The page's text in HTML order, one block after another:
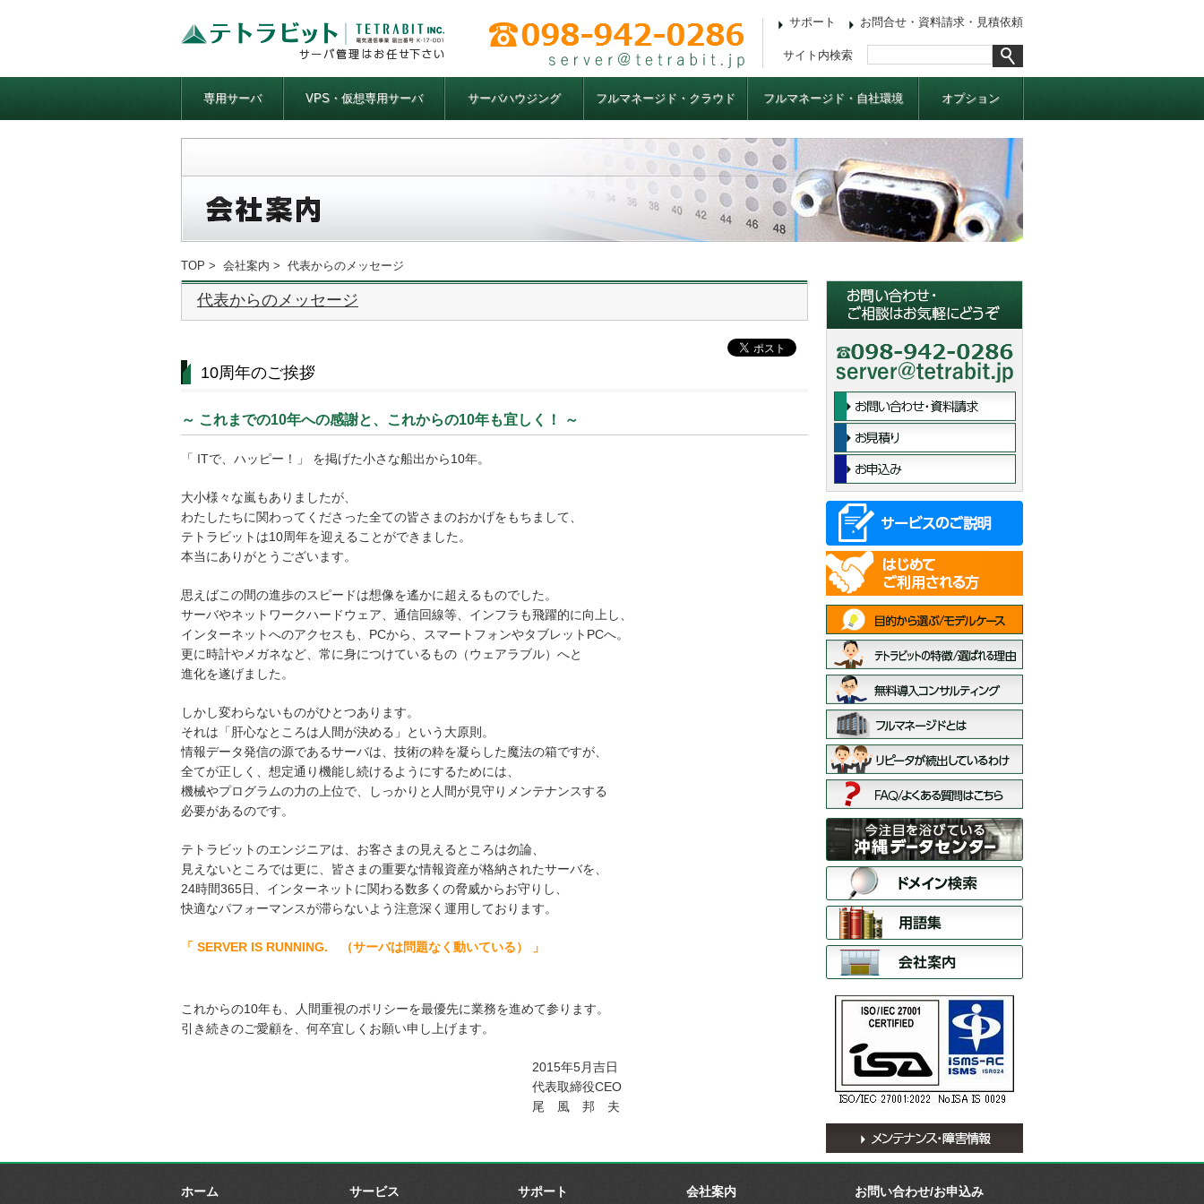
サポート お問合せ・資料請求・見積依頼
専用サーバ VPS・仮想専用サーバ サーバハウジング フルマネージド・クラウド フルマネージド・自社環境 オプション
サイト内検索
TOP > 会社案内 > 代表からのメッセージ
代表からのメッセージ
10周年のご挨拶
～ これまでの10年への感謝と、これからの10年も宜しく！ ～
「 ITで、ハッピー！」 を掲げた小さな船出から10年。
大小様々な嵐もありましたが、
わたしたちに関わってくださった全ての皆さまのおかげをもちまして、
テトラビットは10周年を迎えることができました。
本当にありがとうございます。
思えばこの間の進歩のスピードは想像を遙かに超えるものでした。
サーバやネットワークハードウェア、通信回線等、インフラも飛躍的に向上し、
インターネットへのアクセスも、PCから、スマートフォンやタブレットPCへ。
更に時計やメガネなど、常に身につけているもの（ウェアラブル）へと
進化を遂げました。
しかし変わらないものがひとつあります。
それは「肝心なところは人間が決める」という大原則。
情報データ発信の源であるサーバは、技術の粋を凝らした魔法の箱ですが、
全てが正しく、想定通り機能し続けるようにするためには、
機械やプログラムの力の上位で、しっかりと人間が見守りメンテナンスする
必要があるのです。
テトラビットのエンジニアは、お客さまの見えるところは勿論、
見えないところでは更に、皆さまの重要な情報資産が格納されたサーバを、
24時間365日、インターネットに関わる数多くの脅威からお守りし、
快適なパフォーマンスが滞らないよう注意深く運用しております。
「 SERVER IS RUNNING. （サーバは問題なく動いている） 」
これからの10年も、人間重視のポリシーを最優先に業務を進めて参ります。
引き続きのご愛顧を、何卒宜しくお願い申し上げます。
2015年5月吉日
代表取締役CEO
尾 風 邦 夫
ホーム サービス サポート 会社案内 お問い合わせ/お申込み